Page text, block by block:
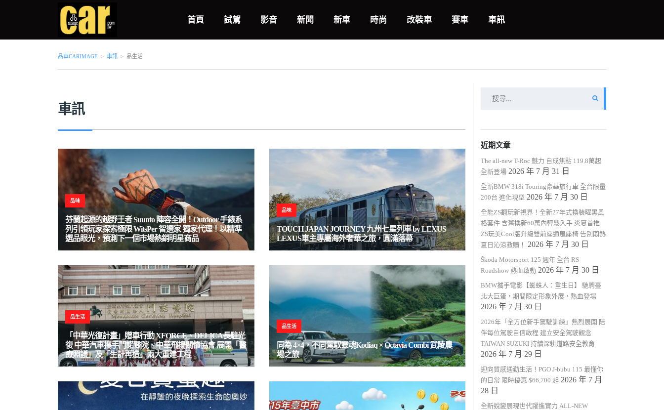
首頁 試駕 影音 新聞 新車 時尚 改裝車 賽車 車訊
品車CARIMAGE > 車訊 > 品生活
車訊
品味
芬蘭起源的越野王者 Suunto 陣容全開！Outdoor 手錶系
列引領玩家探索極限 WitsPer 智選家 獨家代理！以精準
選品眼光，預測下一個市場熱銷明星商品
品味
TOUCH JAPAN JOURNEY 九州七星列車 by LEXUS
LEXUS車主專屬海外奢華之旅，圓滿落幕
品生活
「中華光復計畫」贈車行動 XFORCE、DELICA長駐光
復 中華汽車攜手門諾醫院、中華飛揚關懷協會 展開「醫
療照護」及「生計再造」兩大重建工程
品生活
同為 4×4，不同駕馭靈魂Kodiaq × Octavia Combi 武陵農
場之旅
近期文章
The all-new T-Roc 魅力 自成焦點 119.8萬起
全新登場 2026 年 7 月 31 日
全新BMW 318i Touring豪華旅行車 全台限量
200台 進化現型 2026 年 7 月 30 日
全能ZS翻玩新視界！全新27年式換裝曜黑風
格套件 含舊換新60萬內輕鬆入手 炎夏首推
ZS玩美Cool版升級雙前座通風座椅 告別悶熱
夏日沁涼救贖！
2026 年 7 月 30 日
Škoda Motorsport 125 週年 全台 RS
Roadshow 熱血啟動 2026 年 7 月 30 日
BMW攜手電影【蜘蛛人：重生日】 馳騁臺
北大巨蛋，期間限定形象外展，熱血登場
2026 年 7 月 30 日
2026年「全方位新手駕駛訓練」熱烈展開 陪
伴每位駕駛自信啟程 建立安全駕駛觀念
TAIWAN SUZUKI 持續深耕道路安全教育
2026 年 7 月 29 日
迎向質感通勤生活！PGO J-bubu 115 最懂你
的日常 限時優惠 $66,700 起 2026 年 7 月
28 日
全新蛻變展現世代躍進實力 ALL-NEW